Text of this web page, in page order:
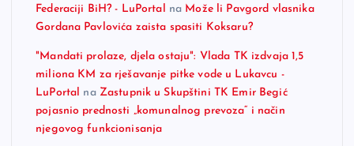
Federaciji BiH? - LuPortal na Može li Pavgord vlasnika
Gordana Pavlovića zaista spasiti Koksaru?
"Mandati prolaze, djela ostaju": Vlada TK izdvaja 1,5
miliona KM za rješavanje pitke vode u Lukavcu -
LuPortal na Zastupnik u Skupštini TK Emir Begić
pojasnio prednosti „komunalnog prevoza“ i način
njegovog funkcionisanja